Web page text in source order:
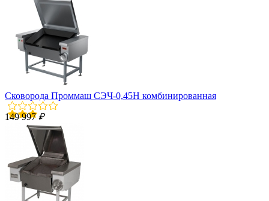
Сковорода Проммаш СЭЧ-0,45Н комбинированная
149 997₽